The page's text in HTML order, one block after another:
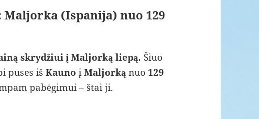
(Ispanija) nuo 129
skrydžiui į Maljorką liepą. Šiuo
puses išKauno įMaljorkąnuo 129
pabėgimui – štai ji.